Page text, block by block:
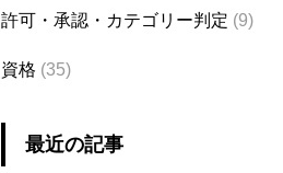
許可・承認・カテゴリー判定 (9)
資格 (35)
最近の記事